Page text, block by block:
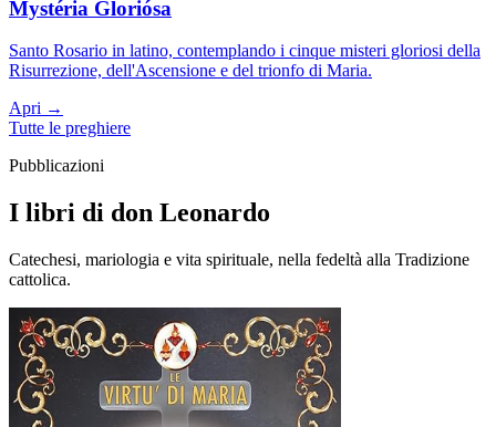
Mystéria Gloriósa
Santo Rosario in latino, contemplando i cinque misteri gloriosi della
Risurrezione, dell'Ascensione e del trionfo di Maria.
Apri →
Tutte le preghiere
Pubblicazioni
I libri di don Leonardo
Catechesi, mariologia e vita spirituale, nella fedeltà alla Tradizione
cattolica.